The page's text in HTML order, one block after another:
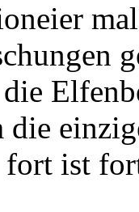
die
fort ist